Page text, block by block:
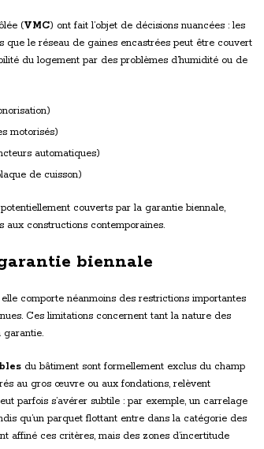
(VMC) ont fait l’objet de décisions nuancées : les
que le réseau de gaines encastrées peut être couvert
du logement par des problèmes d’humidité ou de
motorisés)
automatiques)
de cuisson)
couverts par la garantie biennale,
aux constructions contemporaines.
biennale
comporte néanmoins des restrictions importantes
Ces limitations concernent tant la nature des
garantie.
du bâtiment sont formellement exclus du champ
au gros œuvre ou aux fondations, relèvent
parfois s’avérer subtile : par exemple, un carrelage
qu’un parquet flottant entre dans la catégorie des
affiné ces critères, mais des zones d’incertitude